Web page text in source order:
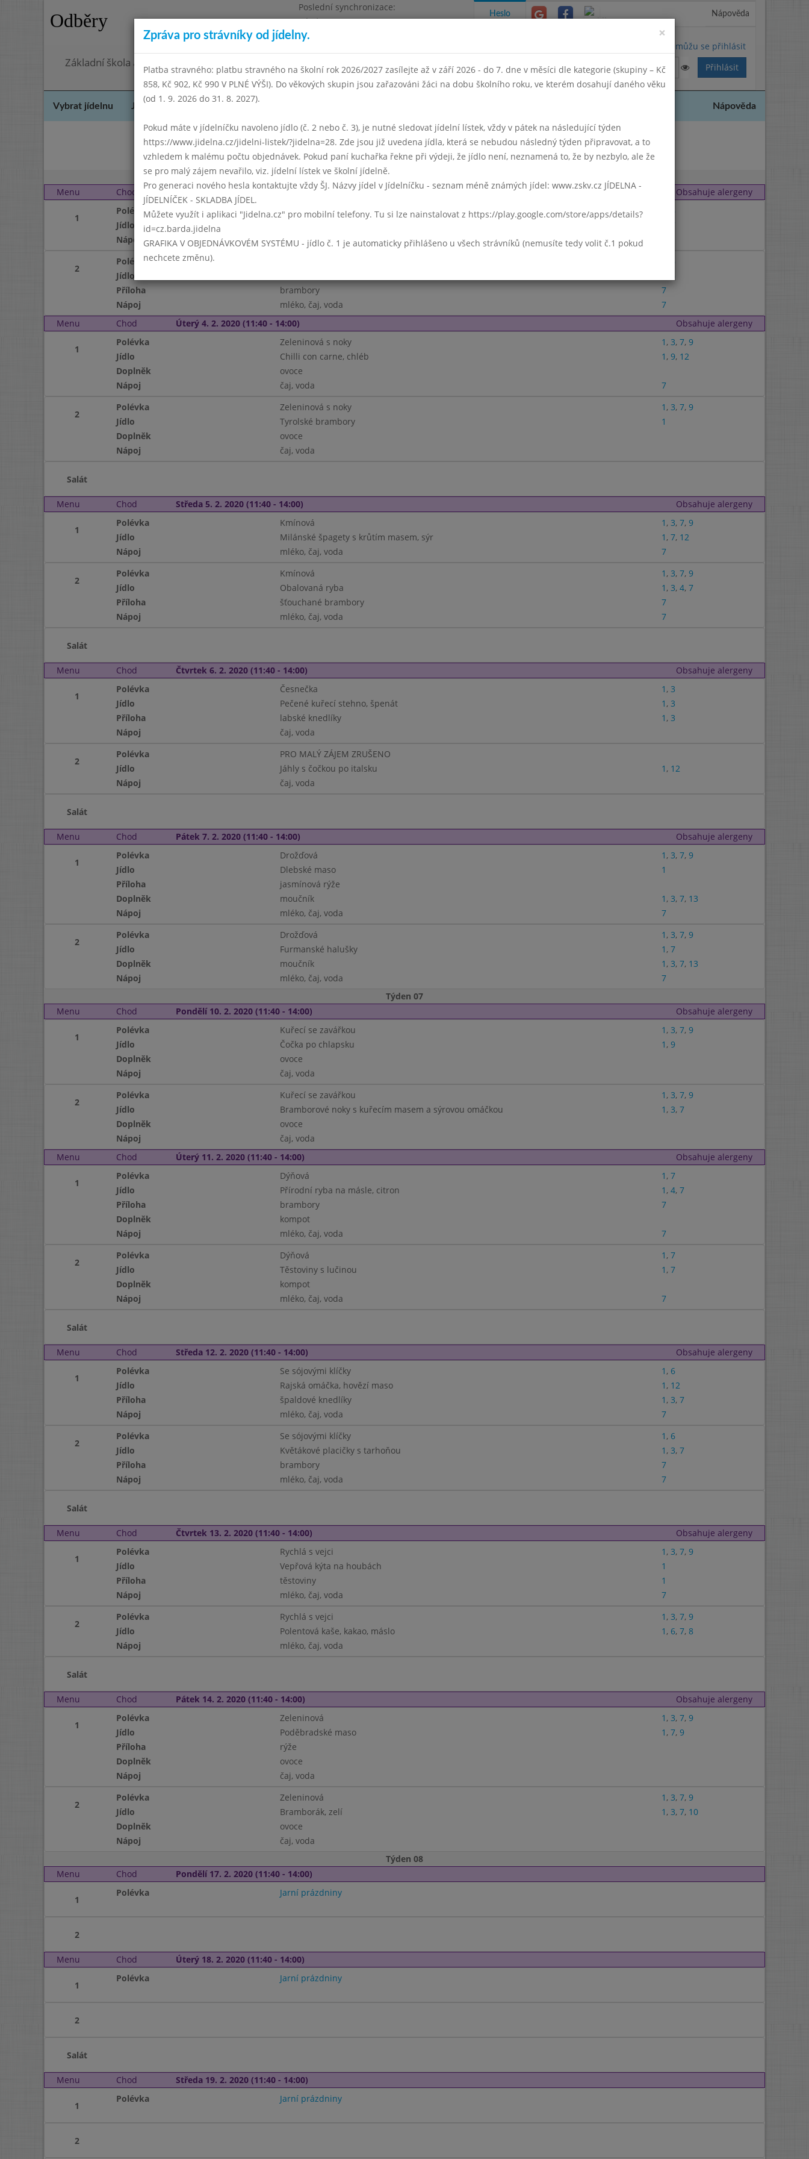
Odběry
Poslední synchronizace:
Pátek 3.7.2026 12:21
Omezení objednávek
Základní škola a mateřská škola Chodov, Praha 4, Květnového vítězství 57
Heslo Nápověda
Nemůžu se přihlásit
Vybrat jídelnu Jídelní lístek Kontakty a informace Nápověda
Prosinec 2019 Leden 2020 Únor 2020 Březen 2020 Duben 2020
Týden 06
Menu
Chod Pondělí 3. 2. 2020 (11:40 - 14:00) Obsahuje alergeny
1
Polévka Frankfurtská
Jídlo
Nápoj
mléko, čaj, voda
2
Polévka
Jídlo
Příloha
brambory
7
Nápoj
mléko, čaj, voda
7
Menu
Chod Úterý 4. 2. 2020 (11:40 - 14:00) Obsahuje alergeny
1
Polévka Zeleninová s noky 1 , 3, 7, 9
Jídlo
Chilli con carne, chléb 1 , 9, 12
Doplněk
ovoce
Nápoj
čaj, voda 7
2
Polévka Zeleninová s noky 1 , 3, 7, 9
Jídlo
Tyrolské brambory
1
Doplněk
ovoce
Nápoj
čaj, voda
Salát
Menu Chod Středa 5. 2. 2020 (11:40 - 14:00) Obsahuje alergeny
1
Polévka Kmínová 1 , 3, 7, 9
Jídlo
Milánské špagety s krůtím masem, sýr 1 , 7, 12
Nápoj
mléko, čaj, voda 7
2
Polévka Kmínová 1 , 3, 7, 9
Jídlo
Obalovaná ryba 1 , 3, 4, 7
Příloha
šťouchané brambory
7
Nápoj
mléko, čaj, voda 7
Salát
Menu Chod Čtvrtek 6. 2. 2020 (11:40 - 14:00) Obsahuje alergeny
1
Polévka Česnečka 1 , 3
Jídlo
Pečené kuřecí stehno, špenát 1 , 3
Příloha
labské knedlíky 1 , 3
Nápoj
čaj, voda
2
Polévka
PRO MALÝ ZÁJEM ZRUŠENO
Jídlo
Jáhly s čočkou po italsku 1 , 12
Nápoj
čaj, voda
Salát
Menu Chod Pátek 7. 2. 2020 (11:40 - 14:00) Obsahuje alergeny
1
Polévka Drožďová 1 , 3, 7, 9
Jídlo
Dlebské maso
1
Příloha
jasmínová rýže
Doplněk
moučník 1 , 3, 7, 13
Nápoj
mléko, čaj, voda 7
2
Polévka Drožďová 1 , 3, 7, 9
Jídlo
Furmanské halušky 1 , 7
Doplněk
moučník 1 , 3, 7, 13
Nápoj
mléko, čaj, voda
7
Týden 07
Menu
Chod Pondělí 10. 2. 2020 (11:40 - 14:00) Obsahuje alergeny
1
Polévka Kuřecí se zavářkou 1 , 3, 7, 9
Jídlo
Čočka po chlapsku 1 , 9
Doplněk
ovoce
Nápoj
čaj, voda
2
Polévka Kuřecí se zavářkou 1 , 3, 7, 9
Jídlo
Bramborové noky s kuřecím masem a sýrovou omáčkou 1 , 3, 7
Doplněk
ovoce
Nápoj
čaj, voda
Menu
Chod Úterý 11. 2. 2020 (11:40 - 14:00) Obsahuje alergeny
1
Polévka Dýňová 1 , 7
Jídlo
Přírodní ryba na másle, citron 1 , 4, 7
Příloha
brambory
7
Doplněk
kompot
Nápoj
mléko, čaj, voda 7
2
Polévka Dýňová 1 , 7
Jídlo
Těstoviny s lučinou 1 , 7
Doplněk
kompot
Nápoj
mléko, čaj, voda 7
Salát
Menu Chod Středa 12. 2. 2020 (11:40 - 14:00) Obsahuje alergeny
1
Polévka Se sójovými klíčky 1 , 6
Jídlo
Rajská omáčka, hovězí maso 1 , 12
Příloha
špaldové knedlíky 1 , 3, 7
Nápoj
mléko, čaj, voda 7
2
Polévka Se sójovými klíčky 1 , 6
Jídlo
Květákové placičky s tarhoňou 1 , 3, 7
Příloha
brambory
7
Nápoj
mléko, čaj, voda 7
Salát
Menu Chod Čtvrtek 13. 2. 2020 (11:40 - 14:00) Obsahuje alergeny
1
Polévka Rychlá s vejci 1 , 3, 7, 9
Jídlo
Vepřová kýta na houbách
1
Příloha
těstoviny
1
Nápoj
mléko, čaj, voda 7
2
Polévka Rychlá s vejci 1 , 3, 7, 9
Jídlo
Polentová kaše, kakao, máslo 1 , 6, 7, 8
Nápoj
mléko, čaj, voda
Salát
Menu Chod Pátek 14. 2. 2020 (11:40 - 14:00) Obsahuje alergeny
1
Polévka Zeleninová 1 , 3, 7, 9
Jídlo
Poděbradské maso 1 , 7, 9
Příloha
rýže
Doplněk
ovoce
Nápoj
čaj, voda
2
Polévka Zeleninová 1 , 3, 7, 9
Jídlo
Bramborák, zelí 1 , 3, 7, 10
Doplněk
ovoce
Nápoj
čaj, voda
Týden 08
Menu
Chod Pondělí 17. 2. 2020 (11:40 - 14:00)
1
Polévka Jarní prázdniny
2
Menu Chod Úterý 18. 2. 2020 (11:40 - 14:00)
1
Polévka Jarní prázdniny
2
Salát
Menu Chod Středa 19. 2. 2020 (11:40 - 14:00)
1
Polévka Jarní prázdniny
2
×
Zpráva pro strávníky od jídelny.
Platba stravného: platbu stravného na školní rok 2026/2027 zasílejte až v září 2026 - do 7. dne v měsíci dle kategorie (skupiny – Kč
858, Kč 902, Kč 990 V PLNÉ VÝŠI). Do věkových skupin jsou zařazováni žáci na dobu školního roku, ve kterém dosahují daného věku
(od 1. 9. 2026 do 31. 8. 2027).
Pokud máte v jídelníčku navoleno jídlo (č. 2 nebo č. 3), je nutné sledovat jídelní lístek, vždy v pátek na následující týden
https://www.jidelna.cz/jidelni-listek/?jidelna=28. Zde jsou již uvedena jídla, která se nebudou následný týden připravovat, a to
vzhledem k malému počtu objednávek. Pokud paní kuchařka řekne při výdeji, že jídlo není, neznamená to, že by nezbylo, ale že
se pro malý zájem nevařilo, viz. jídelní lístek ve školní jídelně.
Pro generaci nového hesla kontaktujte vždy ŠJ. Názvy jídel v Jídelníčku - seznam méně známých jídel: www.zskv.cz JÍDELNA -
JÍDELNÍČEK - SKLADBA JÍDEL.
Můžete využít i aplikaci "Jidelna.cz" pro mobilní telefony. Tu si lze nainstalovat z https://play.google.com/store/apps/details?
id=cz.barda.jidelna
GRAFIKA V OBJEDNÁVKOVÉM SYSTÉMU - jídlo č. 1 je automaticky přihlášeno u všech strávníků (nemusíte tedy volit č.1 pokud
nechcete změnu).